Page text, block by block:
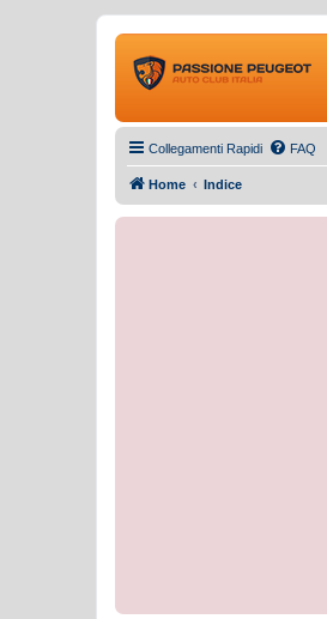
Collegamenti Rapidi FAQ
Home Indice